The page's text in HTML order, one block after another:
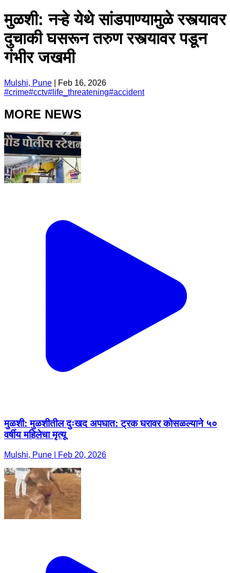
मुळशी: नऱ्हे येथे सांडपाण्यामुळे रस्त्यावर
दुचाकी घसरून तरुण रस्त्यावर पडून
गंभीर जखमी
Mulshi, Pune
Feb 16, 2026
#crime#cctv# life_threatening#accident
MORE NEWS
मुळशी: मुळशीतील दुःखद अपघात: ट्रक घरावर कोसळल्याने ५०
वर्षीय महिलेचा मृत्यू
Mulshi, Pune | Feb 20, 2026